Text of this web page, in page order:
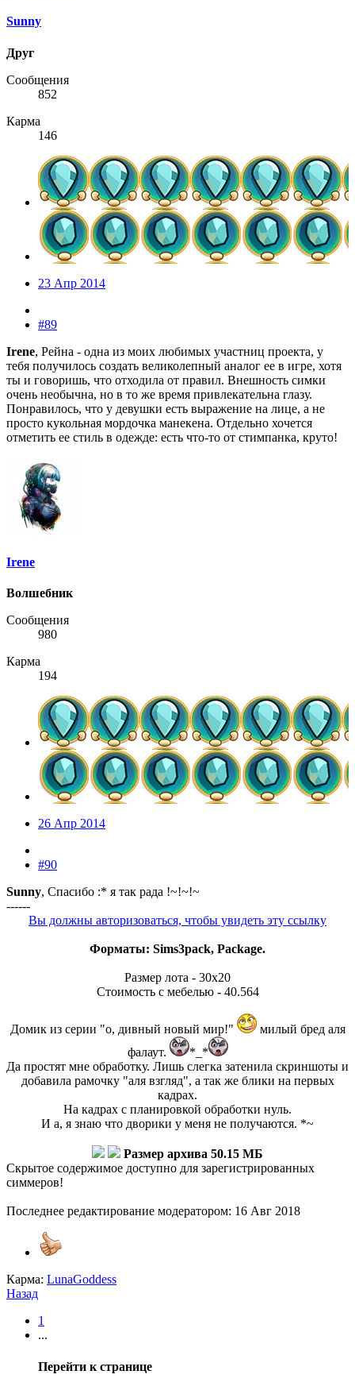
Sunny
Друг
Сообщения
852
Карма
146
23 Апр 2014
#89
Irene, Рейна - одна из моих любимых участниц проекта, у
тебя получилось создать великолепный аналог ее в игре, хотя
ты и говоришь, что отходила от правил. Внешность симки
очень необычна, но в то же время привлекательна глазу.
Понравилось, что у девушки есть выражение на лице, а не
просто кукольная мордочка манекена. Отдельно хочется
отметить ее стиль в одежде: есть что-то от стимпанка, круто!
Irene
Волшебник
Сообщения
980
Карма
194
26 Апр 2014
#90
Sunny, Спасибо :* я так рада !~!~!~
------
Вы должны авторизоваться, чтобы увидеть эту ссылку
Форматы: Sims3pack, Package.
Размер лота - 30х20
Стоимость с мебелью - 40.564
Домик из серии "о, дивный новый мир!"
милый бред аля
фалаут.
*_*
Да простят мне обработку. Лишь слегка затенила скриншоты и
добавила рамочку "аля взгляд", а так же блики на первых
кадрах.
На кадрах с планировкой обработки нуль.
И а, я знаю что дворики у меня не получаются. *~
Размер архива 50.15 МБ
Скрытое содержимое доступно для зарегистрированных
симмеров!
Последнее редактирование модератором: 16 Авг 2018
Карма: LunaGoddess
Назад
1
...
Перейти к странице